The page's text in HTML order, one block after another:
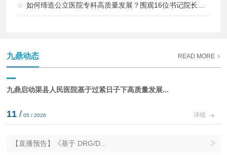
如何缔造公立医院专科高质量发展？围观16位书记院长新思路
九鼎动态 READ MORE
九鼎启动渠县人民医院基于过紧日子下高质量发展...
11/ 05 / 2026 详细
【直播预告】《基于 DRG/D...